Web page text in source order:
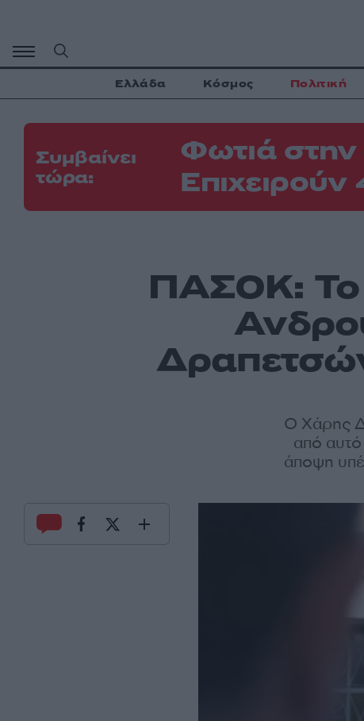
περιεχόμενο
Ελλάδα Κόσμος Πολιτική
Συμβαίνει
τώρα:
Φωτιά
ΠΑΣΟΚ: Το
Ο Χάρης
από
άποψη